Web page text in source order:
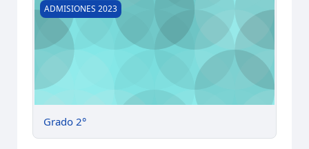
Grado 2°
ADMISIONES 2023
Grado 2°